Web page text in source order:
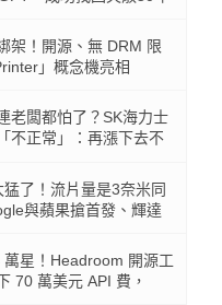
架！開源、無 DRM 限
」概念機亮相
老闆都怕了？SK海力士
不正常」：再漲下去不
了！流片量是3奈米同
與蘋果搶首發、輝達
星！Headroom 開源工
70 萬美元 API 費，